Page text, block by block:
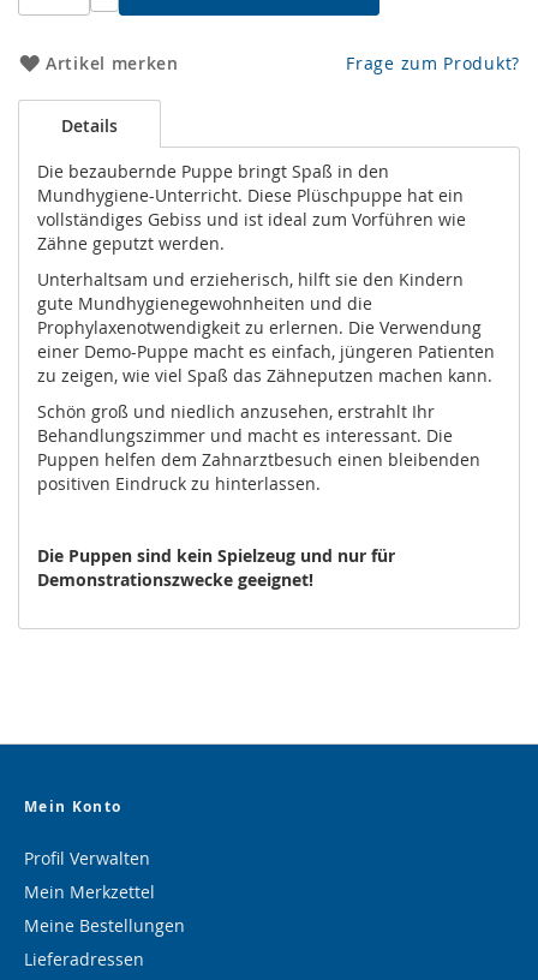
Artikel merken Frage zum Produkt?
Details
Die bezaubernde Puppe bringt Spaß in den
Mundhygiene-Unterricht. Diese Plüschpuppe hat ein
vollständiges Gebiss und ist ideal zum Vorführen wie
Zähne geputzt werden.
Unterhaltsam und erzieherisch, hilft sie den Kindern
gute Mundhygienegewohnheiten und die
Prophylaxenotwendigkeit zu erlernen. Die Verwendung
einer Demo-Puppe macht es einfach, jüngeren Patienten
zu zeigen, wie viel Spaß das Zähneputzen machen kann.
Schön groß und niedlich anzusehen, erstrahlt Ihr
Behandlungszimmer und macht es interessant. Die
Puppen helfen dem Zahnarztbesuch einen bleibenden
positiven Eindruck zu hinterlassen.
Die Puppen sind kein Spielzeug und nur für
Demonstrationszwecke geeignet!
Mein Konto
Profil Verwalten
Mein Merkzettel
Meine Bestellungen
Lieferadressen